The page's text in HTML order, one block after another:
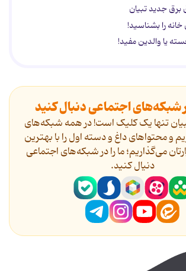
برق جدید تبیان
را بشناسید!
یا والدین مفید!
شبکه‌های اجتماعی دنبال کنید
تنها یک کلیک است! در همه شبکه‌های
و محتواهای داغ و دسته اول را با بهترین
می‌گذاریم؛ ما را در شبکه‌های اجتماعی
دنیال کنید.